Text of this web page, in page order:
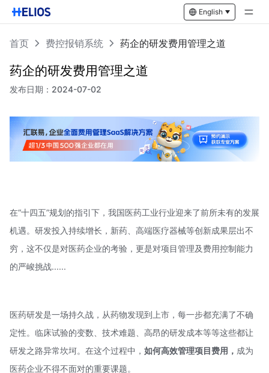
English
首页 费控报销系统 药企的研发费用管理之道
药企的研发费用管理之道
发布日期： 2024-07-02
在“十四五”规划的指引下，我国医药工业行业迎来了前所未有的发展
机遇。研发投入持续增长，新药、高端医疗器械等创新成果层出不
穷，这不仅是对医药企业的考验，更是对项目管理及费用控制能力
的严峻挑战......
医药研发是一场持久战，从药物发现到上市，每一步都充满了不确
定性。临床试验的变数、技术难题、高昂的研发成本等等这些都让
研发之路异常坎坷。在这个过程中， 如何高效管理项目费用， 成为
医药企业不得不面对的重要课题。